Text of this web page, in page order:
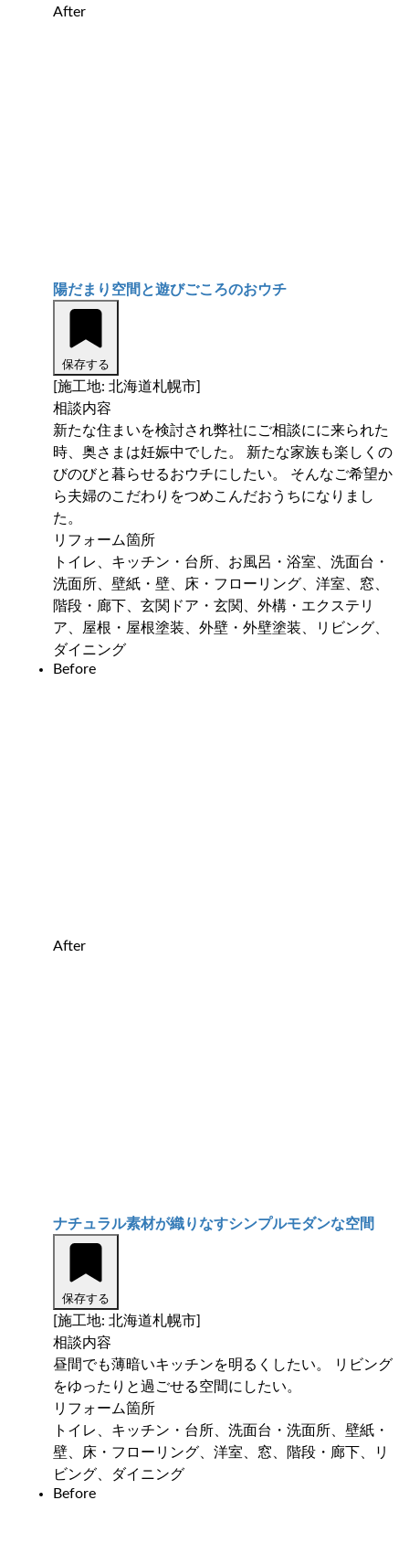
After
陽だまり空間と遊びごころのおウチ
保存する
[施工地: 北海道札幌市]
相談内容
新たな住まいを検討され弊社にご相談にに来られた
時、奥さまは妊娠中でした。 新たな家族も楽しくの
びのびと暮らせるおウチにしたい。 そんなご希望か
ら夫婦のこだわりをつめこんだおうちになりまし
た。
リフォーム箇所
トイレ、キッチン・台所、お風呂・浴室、洗面台・
洗面所、壁紙・壁、床・フローリング、洋室、窓、
階段・廊下、玄関ドア・玄関、外構・エクステリ
ア、屋根・屋根塗装、外壁・外壁塗装、リビング、
ダイニング
Before
After
ナチュラル素材が織りなすシンプルモダンな空間
保存する
[施工地: 北海道札幌市]
相談内容
昼間でも薄暗いキッチンを明るくしたい。 リビング
をゆったりと過ごせる空間にしたい。
リフォーム箇所
トイレ、キッチン・台所、洗面台・洗面所、壁紙・
壁、床・フローリング、洋室、窓、階段・廊下、リ
ビング、ダイニング
Before